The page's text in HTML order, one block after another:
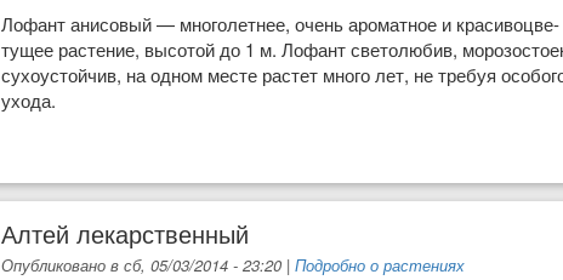
Лофант анисовый — многолет­нее, очень ароматное и красивоцве-
тущее растение, высотой до 1 м. Ло­фант светолюбив,
сухоустойчив, на одном месте растет много лет, не требуя
ухода.
Алтей лекарственный
Опубликовано в сб, 05/03/2014 - 23:20 | Подробно о растениях